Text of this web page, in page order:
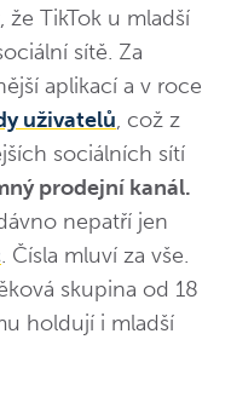
TikTok u mladší
sítě. Za
aplikací a v roce
uživatelů, což z
sociálních sítí
prodejní kanál.
nepatří jen
. Čísla mluví za vše.
skupina od 18
holdují i mladší